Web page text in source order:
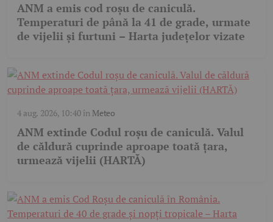
ANM a emis cod roșu de caniculă.
Temperaturi de până la 41 de grade, urmate
de vijelii și furtuni – Harta județelor vizate
4 aug. 2026, 10:40în Meteo
ANM extinde Codul roșu de caniculă. Valul
de căldură cuprinde aproape toată țara,
urmează vijelii (HARTĂ)